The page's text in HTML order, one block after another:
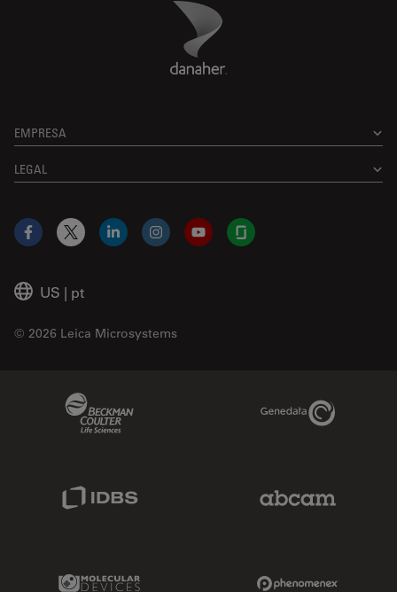
Danaher Logo
EMPRESA
LEGAL
US | pt
© 2026 Leica Microsystems
Facebook
X LinkedInInstagramYouTubeGlassdoor
Genedata Link
IDBS Link
Molecular Devices Link